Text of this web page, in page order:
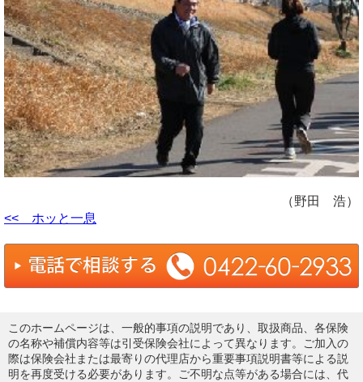
（野田 浩）
<< ホッと一息
このホームページは、一般的事項の説明であり、取扱商品、各保険
の名称や補償内容等は引受保険会社によって異なります。ご加入の
際は保険会社または最寄りの代理店から重要事項説明書等による説
明を再度受ける必要があります。ご不明な点等がある場合には、代